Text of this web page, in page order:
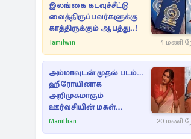
இலங்கை கடவுச்சீட்டு
வைத்திருப்பவர்களுக்கு
காத்திருக்கும் ஆபத்து..!
Tamilwin 4 மணி
அம்மாவுடன் முதல் படம்...
ஹீரோயினாக
அறிமுகமாகும்
ஊர்வசியின் மகள்
தேஜலட்சுமி!
Manithan 20 மணி